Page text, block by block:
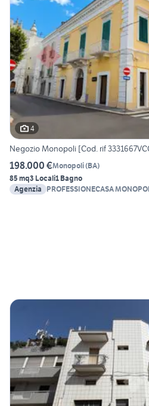
4
Negozio Monopoli [Cod. rif
198.000 €Monopoli(BA)
85 mq3 Locali1 Bagno
Agenzia
PROFESSIONECASA